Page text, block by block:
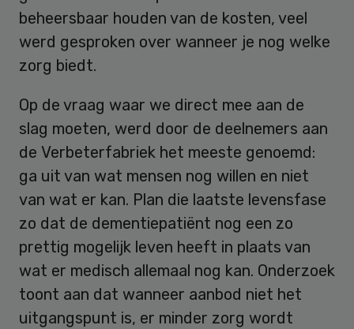
beheersbaar houden van de kosten, veel
werd gesproken over wanneer je nog welke
zorg biedt.
Op de vraag waar we direct mee aan de
slag moeten, werd door de deelnemers aan
de Verbeterfabriek het meeste genoemd:
ga uit van wat mensen nog willen en niet
van wat er kan. Plan die laatste levensfase
zo dat de dementiepatiënt nog een zo
prettig mogelijk leven heeft in plaats van
wat er medisch allemaal nog kan. Onderzoek
toont aan dat wanneer aanbod niet het
uitgangspunt is, er minder zorg wordt